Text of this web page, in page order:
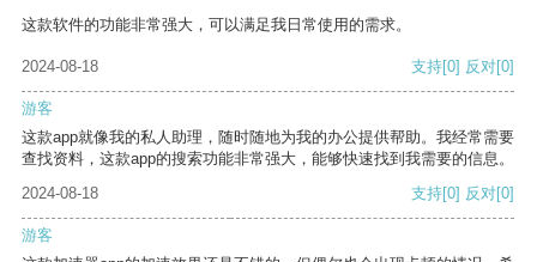
这款软件的功能非常强大，可以满足我日常使用的需求。
2024-08-18 支持[0] 反对[0]
游客
这款app就像我的私人助理，随时随地为我的办公提供帮助。我经常需要
查找资料，这款app的搜索功能非常强大，能够快速找到我需要的信息。
2024-08-18
支持[0] 反对[0]
游客